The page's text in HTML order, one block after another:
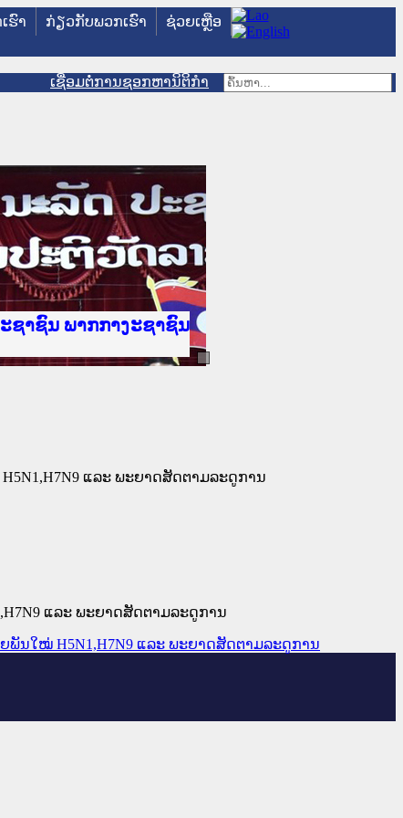
ຮົາ ກ່ຽວກັບພວກເຮົາ ຊ່ວຍເຫຼືອ
ເຊື່ອມຕໍ່ການຊອກຫານິຕິກຳ
ຍຸຕິທຳແຫ່ງຊາດ
ຊາຊົນ ພາກເໜືອ
ຄານຕຳຫຼວດປະຊາຊົນ
ຄານສັນຕິບານປະຊາຊົນ
ກເໜືອ
ຊາຊົນ ພາກກາງ
ແລະ ພະຍາດສັດຕາມລະດູການ
ແລະ ພະຍາດສັດຕາມລະດູການ
ນໃໝ່ H5N1,H7N9 ແລະ ພະຍາດສັດຕາມລະດູການ